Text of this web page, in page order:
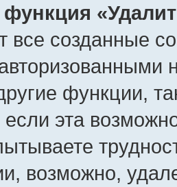
функция
все созданные
функции,
эта
возможно,